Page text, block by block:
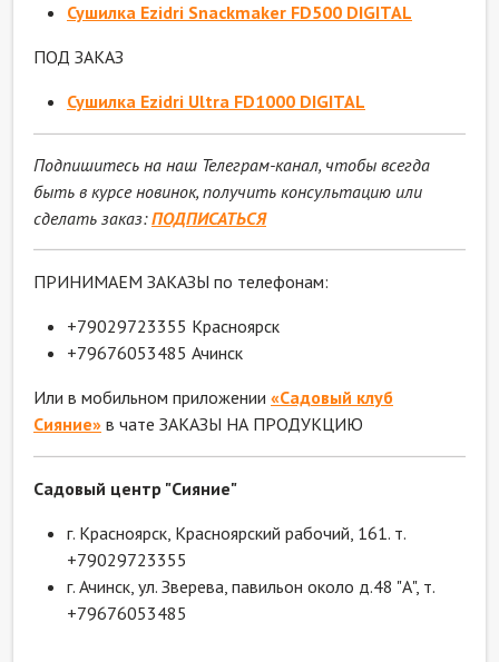
Сушилка Ezidri Snackmaker FD500 DIGITAL
ПОД ЗАКАЗ
Сушилка Ezidri Ultra FD1000 DIGITAL
Подпишитесь на наш Телеграм-канал, чтобы всегда
быть в курсе новинок, получить консультацию или
сделать заказ:ПОДПИСАТЬСЯ
ПРИНИМАЕМ ЗАКАЗЫ по телефонам:
+79029723355 Красноярск
+79676053485 Ачинск
Или в мобильном приложении «Садовый клуб
Сияние» в чате ЗАКАЗЫ НА ПРОДУКЦИЮ
Садовый центр "Сияние"
г. Красноярск, Красноярский рабочий, 161. т.
+79029723355
г. Ачинск, ул. Зверева, павильон около д.48 "А", т.
+79676053485